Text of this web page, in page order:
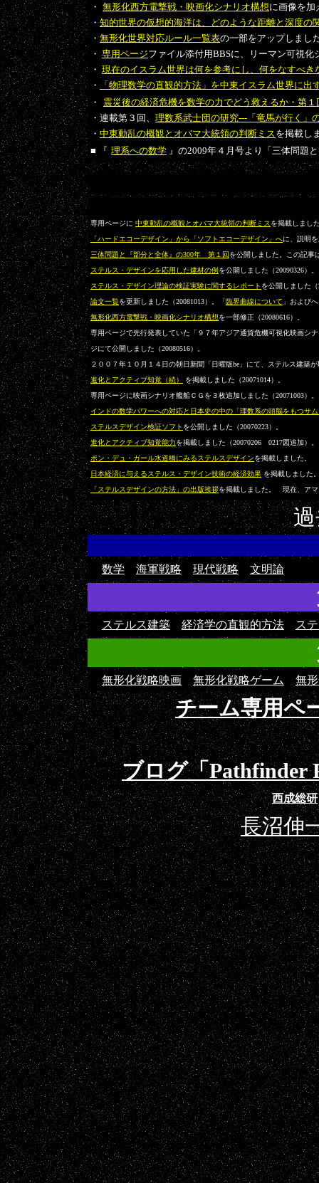
・ 無形化西方電撃戦・映画化シナリオ構想に画像を加
・ 知的世界の仮想的海洋は、どのような距離と深度の
・ 無形化世界対応ルール一覧表の一部をアップしまし
・ 専用ページファイル添付用BBSに、リーマン可視
・ 現在のイスラム世界は何を参考にし、何をなすべき
・
「物理数学の直観的方法」を中東イスラム世界に出
・
震災後の経済危機を数学の力でどう救えるか・第１
・連載第３回、 理数系武士団の研究‐‐‐「竜馬が行く
・ 中東動乱の概観とオバマ大統領の判断ミス を掲載し
■ 『 理系への数学 』の2009年４月号より「三体問題
専用ページに 中東動乱の概観とオバマ大統領の判断ミス を掲載しまし
「ハードエコーデザイン」から「ソフトエコーデザイン」へに、説明
三体問題と『部分と全体』の300年 第１回を公開しました。この記事
ステルス・デザインを応用した建材の例を公開しました（20090326）。
ステルス・デザイン理論の検証実験に関するレポート を公開しました（
論文一覧を更新しました（20081013）。 「臨界曲線について 」 およびへ
無形化西方電撃戦・映画化シナリオ構想を一部修正（20080616）。
専用ページで先行発表していた「９７年アジア通貨危機可視化映画シ
ジにて公開しました（20080516）。
２００７年１０月１４日の朝日新聞「日曜版be」にて、ステルス建築
進化とアクティブ知覚（続）
を掲載しました（20071014）。
専用ページに映画シナリオ艦船ＣＧを３枚追加しました（20071003）。
インドの数学パワーへの対応と日本史の中の「理数系の頭脳をもつサ
ステルスデザイン検証ソフト を公開しました（20070223）。
進化とアクティブ知覚能力を掲載しました（20070206 0217図追加）。
ポン・デュ・ガール水道橋にみるステルスデザインを掲載しました。
日本経済に与えるステルス・デザイン技術の経済効果 を掲載しました
「ステルスデザインの方法」の出版挨拶を掲載しました。 現在、ア
数学 海軍戦略 現代戦略 文明論
ステルス建築 経済学の直観的方法 ス
無形化戦略映画 無形化戦略ゲーム 無
チーム専用ペ
ブログ「Pathfinder
西成総研
長沼伸